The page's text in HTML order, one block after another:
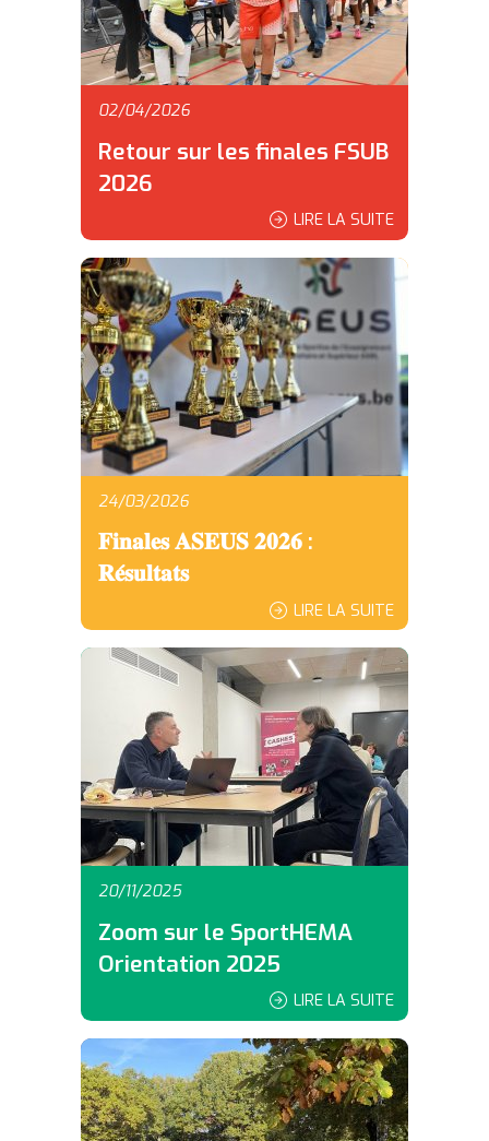
02/04/2026
Retour sur les finales FSUB
2026
LIRE LA SUITE
24/03/2026
𝐅𝐢𝐧𝐚𝐥𝐞𝐬 𝐀𝐒𝐄𝐔𝐒 𝟐𝟎𝟐𝟔 :
𝐑𝐞́𝐬𝐮𝐥𝐭𝐚𝐭𝐬
LIRE LA SUITE
20/11/2025
Zoom sur le SportHEMA
Orientation 2025
LIRE LA SUITE